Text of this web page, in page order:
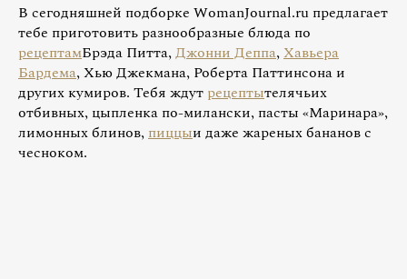
В сегодняшней подборке WomanJournal.ru предлагает
тебе приготовить разнообразные блюда по
рецептамБрэда Питта,Джонни Деппа,Хавьера
Бардема, Хью Джекмана, Роберта Паттинсона и
других кумиров. Тебя ждут рецептытелячьих
отбивных, цыпленка по-милански, пасты «Маринара»,
лимонных блинов,пиццыи даже жареных бананов с
чесноком.